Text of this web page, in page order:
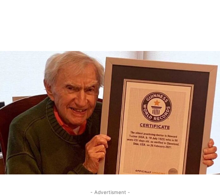
- Advertisment -